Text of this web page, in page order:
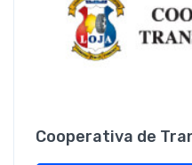
Cooperativa de